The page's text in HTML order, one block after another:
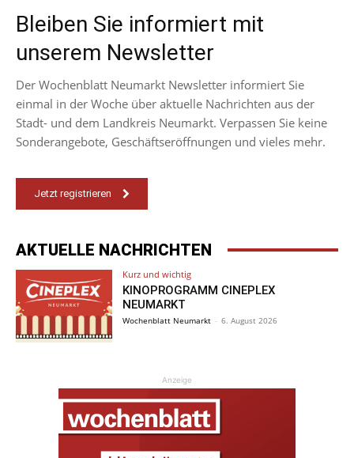
Bleiben Sie informiert mit
unserem Newsletter
Der Wochenblatt Neumarkt Newsletter informiert Sie
einmal in der Woche über aktuelle Nachrichten aus der
Stadt- und dem Landkreis Neumarkt. Verpassen Sie keine
Sonderangebote, Geschäftseröffnungen und vieles mehr.
Jetzt registrieren
AKTUELLE NACHRICHTEN
Kurz und wichtig
KINOPROGRAMM CINEPLEX
NEUMARKT
Wochenblatt Neumarkt - 6. August 2026
Anzeige